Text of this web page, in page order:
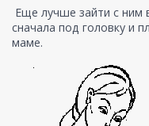
Еще лучше зайти с ним
сначала под головку и
маме.